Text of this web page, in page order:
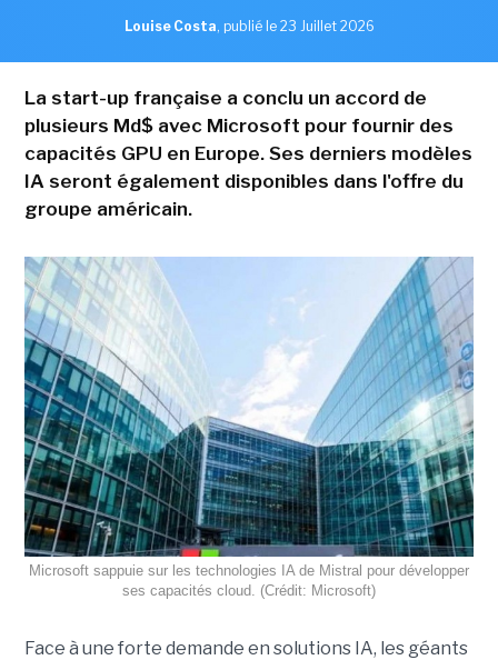
Louise Costa, publié le 23 Juillet 2026
La start-up française a conclu un accord de
plusieurs Md$ avec Microsoft pour fournir des
capacités GPU en Europe. Ses derniers modèles
IA seront également disponibles dans l'offre du
groupe américain.
Microsoft sappuie sur les technologies IA de Mistral pour développer
ses capacités cloud. (Crédit: Microsoft)
Face à une forte demande en solutions IA, les géants